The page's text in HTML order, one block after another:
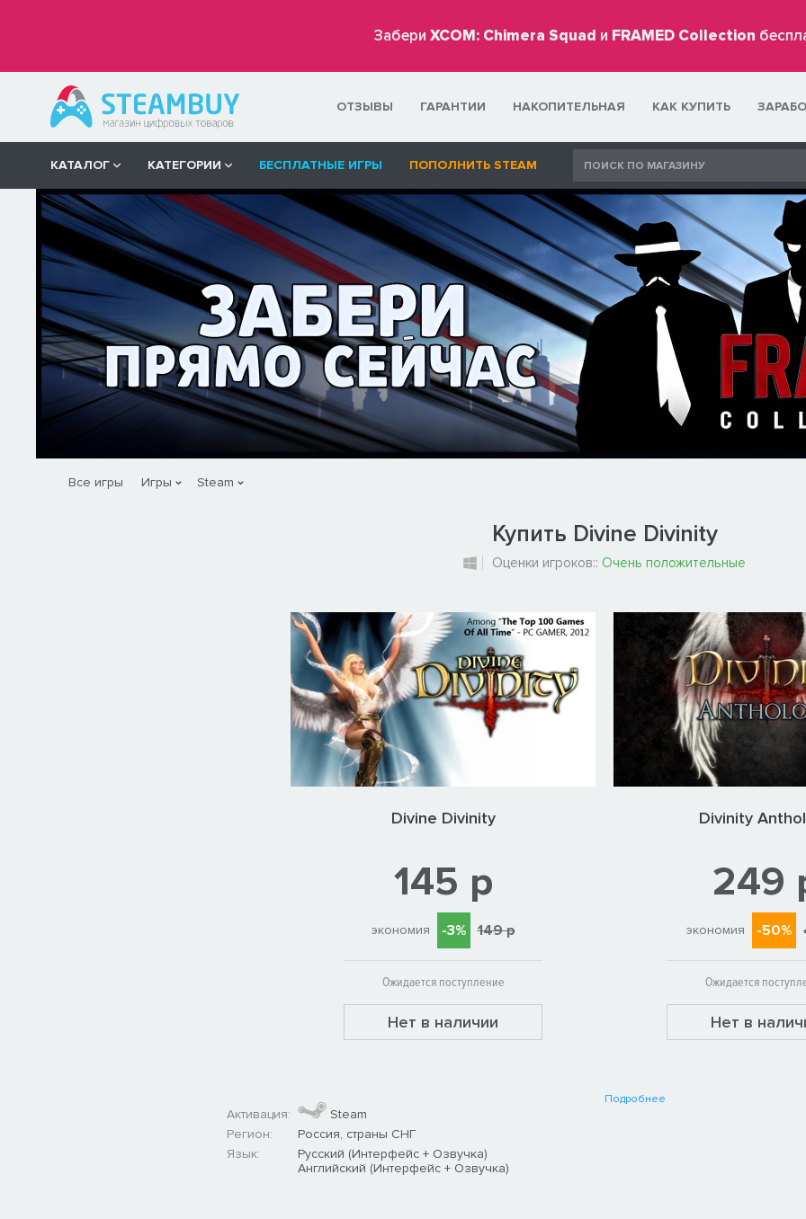
Забери XCOM: Chimera Squad и FRAMED Collection
ОТЗЫВЫ ГАРАНТИИ НАКОПИТЕЛЬНАЯ КАК КУПИТЬ
КАТАЛОГ КАТЕГОРИИ БЕСПЛАТНЫЕ ИГРЫ ПОПОЛНИТЬ STEAM
Все игры Игры Steam
Купить Divine Divinity
Оценки игроков:: Очень положительные
Divine Divinity
145 р
экономия -3% 149 р
Ожидается поступление
Нет в наличии
Divinity
249
экономия -50%
Ожидается
Нет в
Активация:
Steam
Регион:
Россия, страны СНГ
Язык:
Русский (Интерфейс + Озвучка)
Английский (Интерфейс + Озвучка)
Подробнее